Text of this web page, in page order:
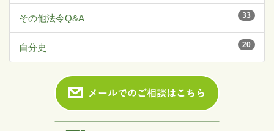
33
その他法令Q&A
20
自分史